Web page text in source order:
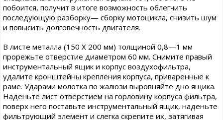
побоится, получит в итоге возможность облегчить
последующую разборку— сборку мотоцикла, снизить шум
и повысить долговечность двигателя.
В листе металла (150 X 200 мм) толщиной 0,8—1 мм
прорежьте отверстие диаметром 60 мм. Снимите правый
инструментальный ящик и корпус воздухофильтра,
удалите кронштейны крепления корпуса, приваренные к
раме. Ударами молотка по жалюзи выровняйте дно ящика.
Наденьте лист отверстием на горловину корпуса фильтра,
поверх него поставьте инструментальный ящик, наденьте
фильтрующий элемент и слегка скрепите их, затягивая